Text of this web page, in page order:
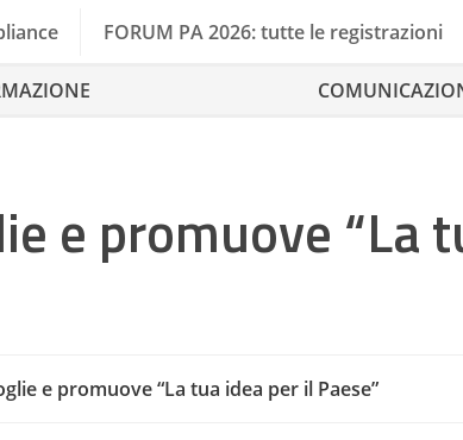
FORUM PA 2026: tutte le registrazioni
e promuove “La
e promuove “La tua idea per il Paese”